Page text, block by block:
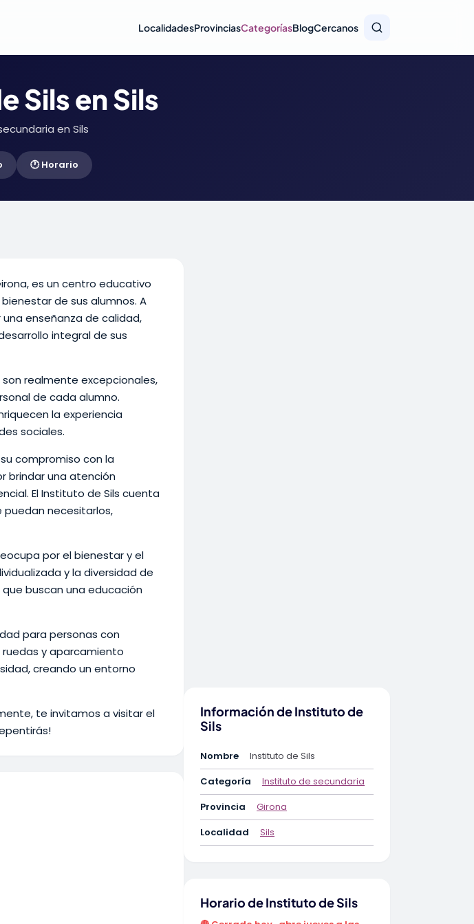
LocalidadesProvinciasCategoríasBlogCercanos
Sils en Sils
en Sils
🕐 Horario
es un centro educativo
de sus alumnos. A
enseñanza de calidad,
integral de sus
realmente excepcionales,
de cada alumno.
la experiencia
sociales.
compromiso con la
brindar una atención
El Instituto de Sils cuenta
necesitarlos,
por el bienestar y el
y la diversidad de
buscan una educación
para personas con
y aparcamiento
creando un entorno
te invitamos a visitar el
Información de Instituto de
Sils
Nombre
Instituto de Sils
Categoría
Instituto de secundaria
Provincia
Girona
Localidad
Sils
Horario de Instituto de Sils